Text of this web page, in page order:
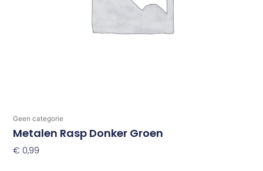
Geen categorie
Metalen Rasp Donker Groen
€ 0,99